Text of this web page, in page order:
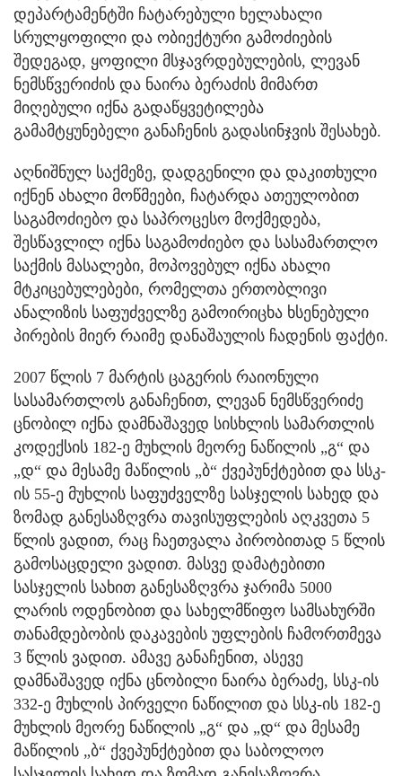
დეპარტამენტში ჩატარებული ხელახალი
სრულყოფილი და ობიექტური გამოძიების
შედეგად, ყოფილი მსჯავრდებულების, ლევან
ნემსწვერიძის და ნაირა ბერაძის მიმართ
მიღებული იქნა გადაწყვეტილება
გამამტყუნებელი განაჩენის გადასინჯვის შესახებ.
აღნიშნულ საქმეზე, დადგენილი და დაკითხული
იქნენ ახალი მოწმეები, ჩატარდა ათეულობით
საგამოძიებო და საპროცესო მოქმედება,
შესწავლილ იქნა საგამოძიებო და სასამართლო
საქმის მასალები, მოპოვებულ იქნა ახალი
მტკიცებულებები, რომელთა ერთობლივი
ანალიზის საფუძველზე გამოირიცხა ხსენებული
პირების მიერ რაიმე დანაშაულის ჩადენის ფაქტი.
2007 წლის 7 მარტის ცაგერის რაიონული
სასამართლოს განაჩენით, ლევან ნემსწვერიძე
ცნობილ იქნა დამნაშავედ სისხლის სამართლის
კოდექსის 182-ე მუხლის მეორე ნაწილის „გ“ და
„დ“ და მესამე მაწილის „ბ“ ქვეპუნქტებით და სსკ-
ის 55-ე მუხლის საფუძველზე სასჯელის სახედ და
ზომად განესაზღვრა თავისუფლების აღკვეთა 5
წლის ვადით, რაც ჩაეთვალა პირობითად 5 წლის
გამოსაცდელი ვადით. მასვე დამატებითი
სასჯელის სახით განესაზღვრა ჯარიმა 5000
ლარის ოდენობით და სახელმწიფო სამსახურში
თანამდებობის დაკავების უფლების ჩამორთმევა
3 წლის ვადით. ამავე განაჩენით, ასევე
დამნაშავედ იქნა ცნობილი ნაირა ბერაძე, სსკ-ის
332-ე მუხლის პირველი ნაწილით და სსკ-ის 182-ე
მუხლის მეორე ნაწილის „გ“ და „დ“ და მესამე
მაწილის „ბ“ ქვეპუნქტებით და საბოლოო